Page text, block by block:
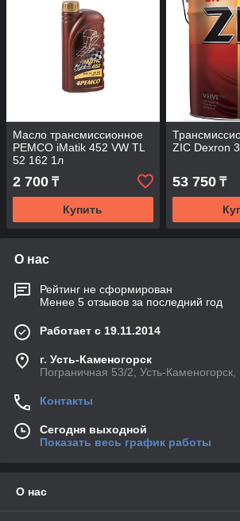
Масло трансмиссионное
PEMCO iMatik 452 VW TL
52 162 1л
2 700 ₸
Купить
ZIC Dexron
53 750₸
О нас
Рейтинг не сформирован
Менее 5 отзывов за последний год
Работает с 19.11.2014
г. Усть-Каменогорск
Пограничная 53/2, Усть-Каменогорск,
Контакты
Сегодня выходной
Показать весь график работы
О нас